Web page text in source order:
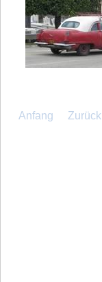
Anfang Zurück